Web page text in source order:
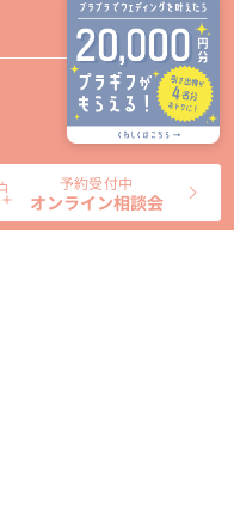
予約受付中
オンライン相談会